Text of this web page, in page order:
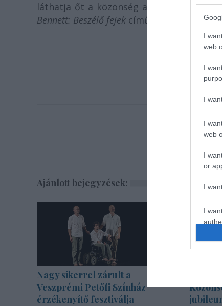
I
web
I
I
I
web
I
or
I
I
láthatja őt a közönség a Vígszínház
Bennett: Beszélő fejek című előadásában.
Ajánlott bejegyzések:
Nagy sikerrel zárult a
Veszprémi Petőfi Színház
érzékenyítő fesztiválja